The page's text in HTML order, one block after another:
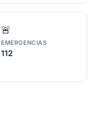
🚨
EMERGENCIAS
112